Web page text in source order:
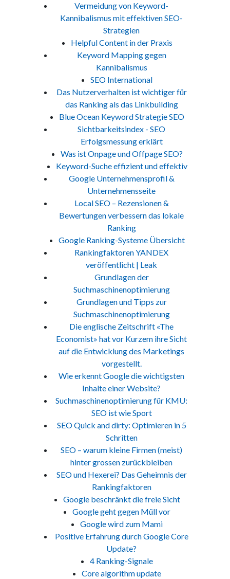
Vermeidung von Keyword-
Kannibalismus mit effektiven SEO-
Strategien
Helpful Content in der Praxis
Keyword Mapping gegen
Kannibalismus
SEO International
Das Nutzerverhalten ist wichtiger für
das Ranking als das Linkbuilding
Blue Ocean Keyword Strategie SEO
Sichtbarkeitsindex - SEO
Erfolgsmessung erklärt
Was ist Onpage und Offpage SEO?
Keyword-Suche effizient und effektiv
Google Unternehmensprofil &
Unternehmensseite
Local SEO – Rezensionen &
Bewertungen verbessern das lokale
Ranking
Google Ranking-Systeme Übersicht
Rankingfaktoren YANDEX
veröffentlicht | Leak
Grundlagen der
Suchmaschinenoptimierung
Grundlagen und Tipps zur
Suchmaschinenoptimierung
Die englische Zeitschrift «The
Economist» hat vor Kurzem ihre Sicht
auf die Entwicklung des Marketings
vorgestellt.
Wie erkennt Google die wichtigsten
Inhalte einer Website?
Suchmaschinenoptimierung für KMU:
SEO ist wie Sport
SEO Quick and dirty: Optimieren in 5
Schritten
SEO – warum kleine Firmen (meist)
hinter grossen zurückbleiben
SEO und Hexerei? Das Geheimnis der
Rankingfaktoren
Google beschränkt die freie Sicht
Google geht gegen Müll vor
Google wird zum Mami
Positive Erfahrung durch Google Core
Update?
4 Ranking-Signale
Core algorithm update